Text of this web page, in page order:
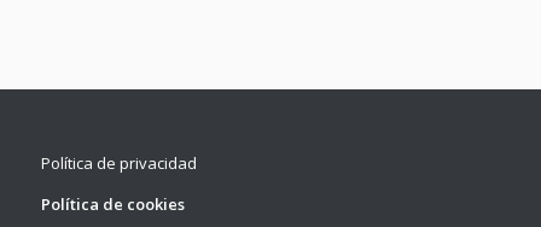
Política de privacidad
Política de cookies